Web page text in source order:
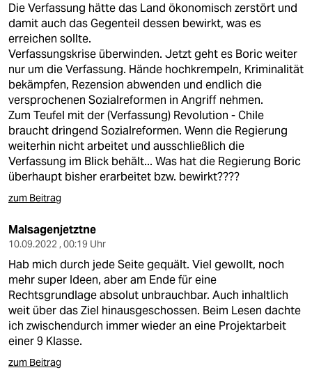
Die Verfassung hätte das Land ökonomisch zerstört und
damit auch das Gegenteil dessen bewirkt, was es
erreichen sollte.
Verfassungskrise überwinden. Jetzt geht es Boric weiter
nur um die Verfassung. Hände hochkrempeln, Kriminalität
bekämpfen, Rezension abwenden und endlich die
versprochenen Sozialreformen in Angriff nehmen.
Zum Teufel mit der (Verfassung) Revolution - Chile
braucht dringend Sozialreformen. Wenn die Regierung
weiterhin nicht arbeitet und ausschließlich die
Verfassung im Blick behält... Was hat die Regierung Boric
überhaupt bisher erarbeitet bzw. bewirkt????
zum Beitrag
Malsagenjetztne
10.09.2022 , 00:19 Uhr
Hab mich durch jede Seite gequält. Viel gewollt, noch
mehr super Ideen, aber am Ende für eine
Rechtsgrundlage absolut unbrauchbar. Auch inhaltlich
weit über das Ziel hinausgeschossen. Beim Lesen dachte
ich zwischendurch immer wieder an eine Projektarbeit
einer 9 Klasse.
zum Beitrag